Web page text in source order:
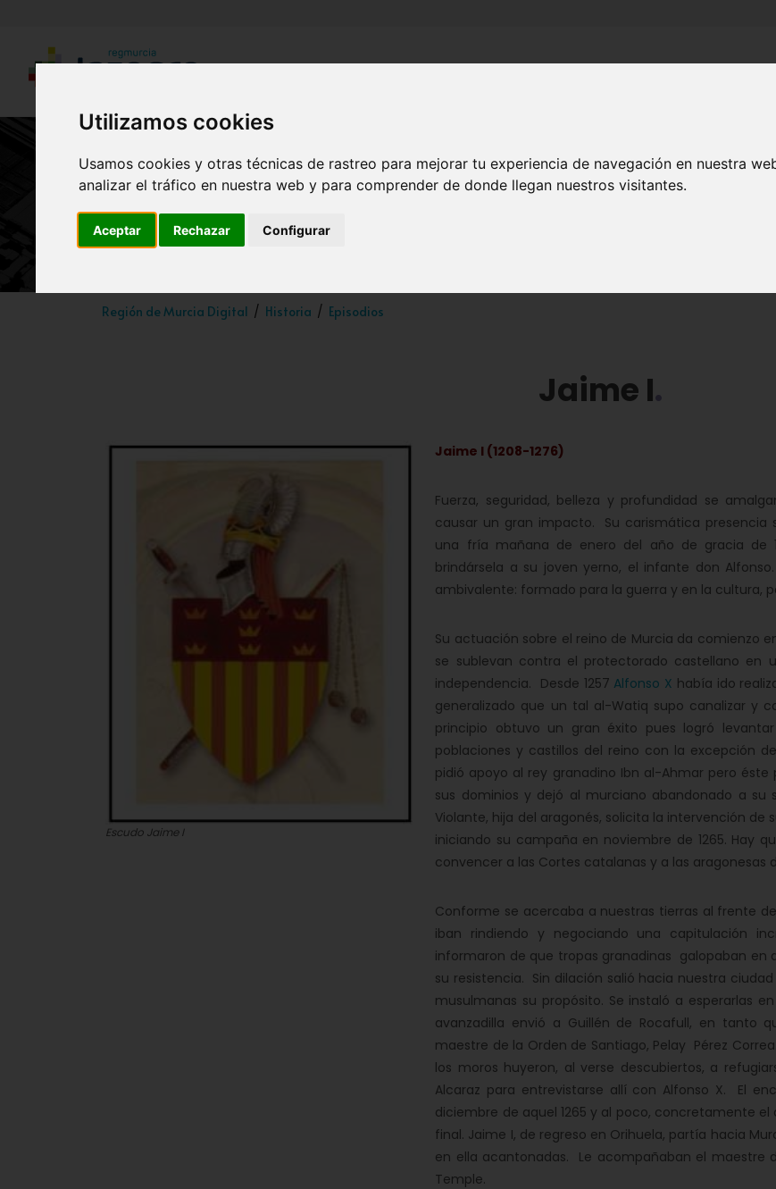
Utilizamos cookies
Usamos cookies y otras técnicas de rastreo para mejorar tu experiencia de navegación en nuestra
analizar el tráfico en nuestra web y para comprender de donde llegan nuestros visitantes.
Aceptar Rechazar Configurar
HISTORIA
Región de Murcia Digital Historia Episodios
Jaime I
Jaime I (1208-1276)
Fuerza, seguridad, belleza y profundidad se
causar un gran impacto. Su carismática presencia
una fría mañana de enero del año de gracia de
brindársela a su joven yerno, el infante don
ambivalente: formado para la guerra y en la cultura,
Su actuación sobre el reino de Murcia da comienzo
se sublevan contra el protectorado castellano en
independencia. Desde 1257 Alfonso X había ido
generalizado que un tal al-Watiq supo canalizar y
principio obtuvo un gran éxito pues logró
poblaciones y castillos del reino con la excepción
pidió apoyo al rey granadino Ibn al-Ahmar pero
sus dominios y dejó al murciano abandonado a
Violante, hija del aragonés, solicita la intervención de
iniciando su campaña en noviembre de 1265. Hay
convencer a las Cortes catalanas y a las aragonesas
Conforme se acercaba a nuestras tierras al frente
iban rindiendo y negociando una capitulación
informaron de que tropas granadinas galopaban en
su resistencia. Sin dilación salió hacia nuestra
musulmanas su propósito. Se instaló a esperarlas
avanzadilla envió a Guillén de Rocafull, en tanto
maestre de la Orden de Santiago, Pelay Pérez
los moros huyeron, al verse descubiertos, a
Alcaraz para entrevistarse allí con Alfonso X. El
diciembre de aquel 1265 y al poco, concretamente
final. Jaime I, de regreso en Orihuela, partía hacia
en ella acantonadas. Le acompañaban el
Temple.
Escudo Jaime I